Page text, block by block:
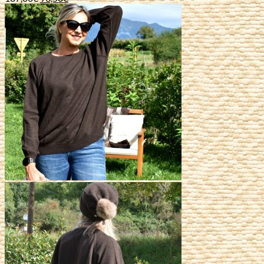
prix
initial
était :
187,00€.
prix
actuel
est :
93,50€.